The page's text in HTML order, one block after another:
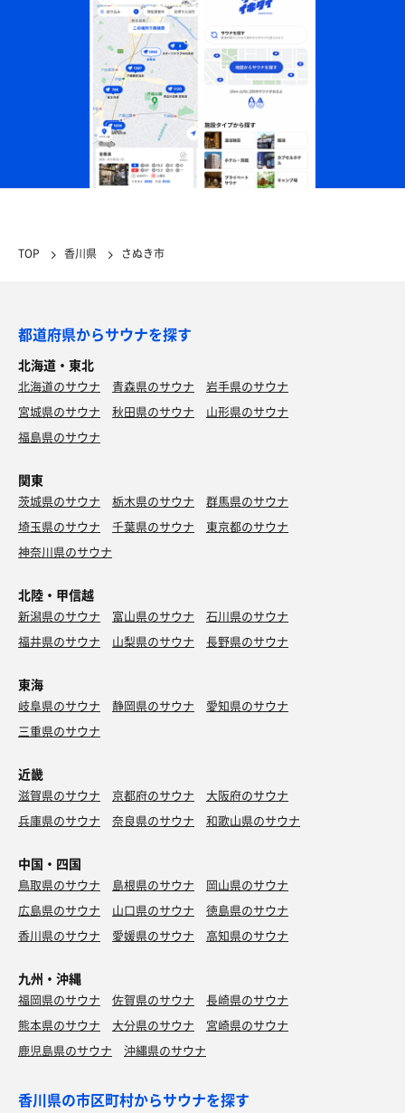
TOP 香川県 さぬき市
都道府県からサウナを探す
北海道・東北
北海道のサウナ 青森県のサウナ
岩手県のサウナ
宮城県のサウナ
秋田県のサウナ
山形県のサウナ
福島県のサウナ
関東
茨城県のサウナ 栃木県のサウナ
群馬県のサウナ
埼玉県のサウナ
千葉県のサウナ
東京都のサウナ
神奈川県のサウナ
北陸・甲信越
新潟県のサウナ 富山県のサウナ
石川県のサウナ
福井県のサウナ
山梨県のサウナ 長野県のサウナ
東海
岐阜県のサウナ 静岡県のサウナ
愛知県のサウナ
三重県のサウナ
近畿
滋賀県のサウナ 京都府のサウナ
大阪府のサウナ
兵庫県のサウナ
奈良県のサウナ 和歌山県のサウナ
中国・四国
鳥取県のサウナ 島根県のサウナ
岡山県のサウナ
広島県のサウナ
山口県のサウナ
徳島県のサウナ
香川県のサウナ
愛媛県のサウナ 高知県のサウナ
九州・沖縄
福岡県のサウナ 佐賀県のサウナ
長崎県のサウナ
熊本県のサウナ
大分県のサウナ
宮崎県のサウナ
鹿児島県のサウナ
沖縄県のサウナ
香川県の市区町村からサウナを探す